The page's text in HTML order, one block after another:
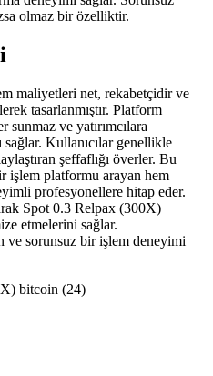
olmaz bir özelliktir.
maliyetleri net, rekabetçidir ve
tasarlanmıştır. Platform
ve yatırımcılara
Kullanıcılar genellikle
şeffaflığı överler. Bu
işlem platformu arayan hem
profesyonellere hitap eder.
Spot 0.3 Relpax (300X)
etmelerini sağlar.
sorunsuz bir işlem deneyimi